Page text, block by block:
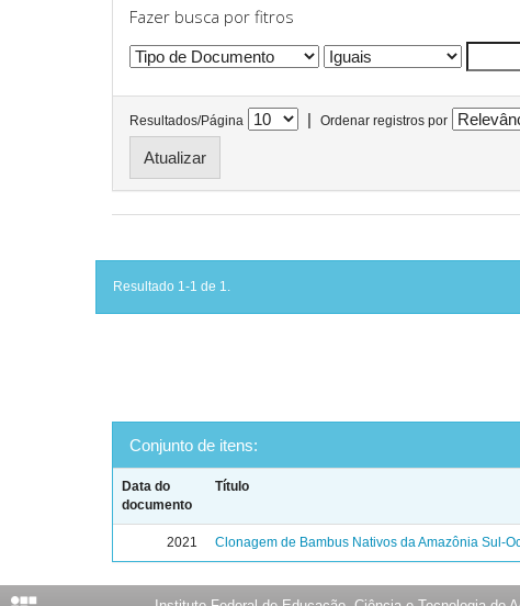
Fazer busca por fitros
Resultados/Página | Ordenar registros por
Resultado 1-1 de 1.
Conjunto de itens:
Data do
documento
Título
2021 Clonagem de Bambus Nativos da Amazônia Sul-